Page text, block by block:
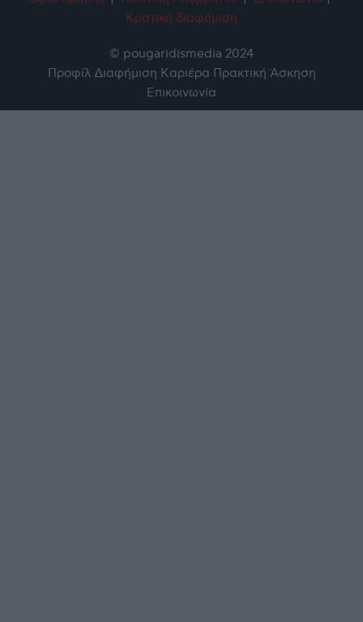
Κρατική διαφήμιση
© pougaridismedia 2024
Προφίλ Διαφήμιση Καριέρα Πρακτική Άσκηση
Επικοινωνία